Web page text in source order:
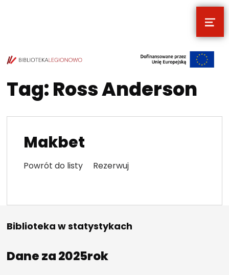
POCZYTALNIA – NOWE MIEJSCE NA
TWOJE NOWE MIEJSCE NA TWOJE KULTURALNE EKSPLORACJE
Tag:Ross Anderson
Makbet
Powrót do listy Rezerwuj
Biblioteka w statystykach
Dane za 2025rok